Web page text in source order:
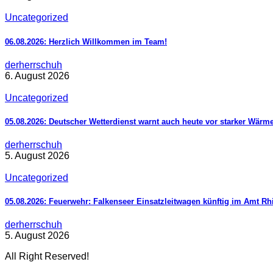
Uncategorized
06.08.2026: Herzlich Willkommen im Team!
derherrschuh
6. August 2026
Uncategorized
05.08.2026: Deutscher Wetterdienst warnt auch heute vor starker
derherrschuh
5. August 2026
Uncategorized
05.08.2026: Feuerwehr: Falkenseer Einsatzleitwagen künftig im Amt
derherrschuh
5. August 2026
All Right Reserved!